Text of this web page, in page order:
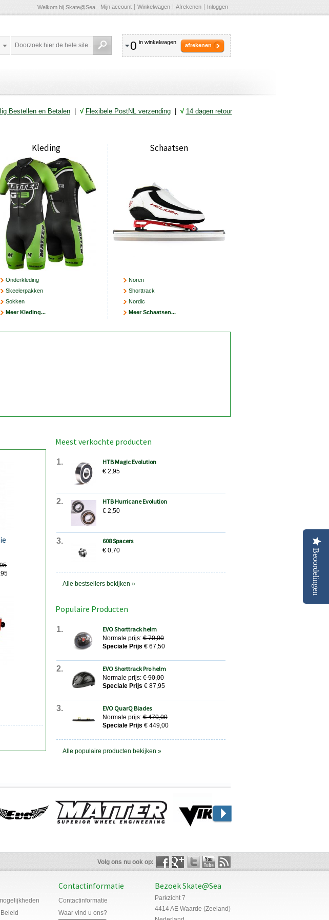
Welkom bij Skate@Sea Mijn account Winkelwagen Afrekenen Inloggen
0 in winkelwagen afrekenen
Bestellen en Betalen| √ Flexibele PostNL verzending| √ 14 dagen retour
Kleding
Onderkleding
Skeelerpakken
Sokken
Meer Kleding...
Schaatsen
Noren
Shorttrack
Nordic
Meer Schaatsen...
Meest verkochte producten
1 HTB Magic Evolution
€ 2,95
2 HTB Hurricane Evolution
€ 2,50
3 608 Spacers
€ 0,70
Alle bestsellers bekijken »
Populaire Producten
1 EVO Shorttrack helm
Normale prijs: € 70,00
Speciale Prijs € 67,50
2 EVO Shorttrack Pro helm
Normale prijs: € 90,00
Speciale Prijs € 87,95
3 EVO QuarQ Blades
Normale prijs: € 470,00
Speciale Prijs € 449,00
Alle populaire producten bekijken »
Volg ons nu ook op:
Contactinformatie
Contactinformatie
Waar vind u ons?
Bezoek Skate@Sea
Parkzicht 7
4414 AE Waarde (Zeeland)
Beoordelingen